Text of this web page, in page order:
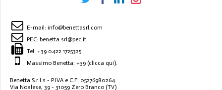
E-mail: info@benettasrl.com
PEC: benetta.srl@pec.it
Tel: +39 0422 1725325
Massimo Benetta: +39 (clicca qui).
Benetta S.r.l.s - P.IVA e C.F: 05276980264
Via Noalese, 39 - 31059 Zero Branco (TV)